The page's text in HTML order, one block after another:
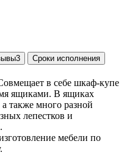
3
Сроки исполнения
в себе шкаф-купе
ящиками. В ящиках
также много разной
лепестков и
мебели по